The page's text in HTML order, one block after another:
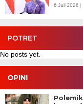
6 Juli 2026 |
POTRET
No posts yet.
OPINI